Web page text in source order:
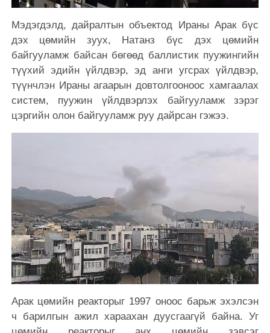
Мэдэгдэлд, дайралтын объектод Ираны Арак бүс
дэх цөмийн зуух, Натанз бүс дэх цөмийн
байгууламж байсан бөгөөд баллистик пуужингийн
түүхий эдийн үйлдвэр, эд анги угсрах үйлдвэр,
түүнчлэн Ираны агаарын довтолгооноос хамгаалах
систем, пуужин үйлдвэрлэх байгууламж зэрэг
цэргийн олон байгууламж руу дайрсан гэжээ.
Арак цөмийн реакторыг 1997 оноос барьж эхэлсэн
ч барилгын ажил хараахан дуусгаагүй байна. Уг